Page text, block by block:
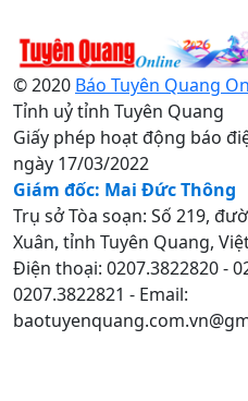
© 2020 Báo Tuyên Quang
Tỉnh uỷ tỉnh Tuyên Quang
Giấy phép hoạt động báo
ngày 17/03/2022
Giám đốc: Mai Đức Thông
Trụ sở Tòa soạn: Số 219,
Xuân, tỉnh Tuyên Quang,
Điện thoại: 0207.3822820 -
0207.3822821 - Email: